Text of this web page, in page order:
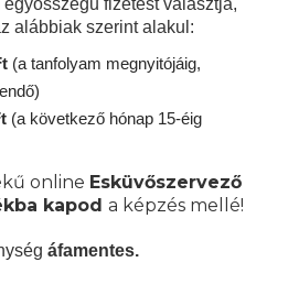
egyösszegű fizetést választja,
alábbiak szerint alakul:
(a tanfolyam megnyitójáig,
(a következő hónap 15-éig
online Esküvőszervező
kapod a képzés mellé!
áfamentes.